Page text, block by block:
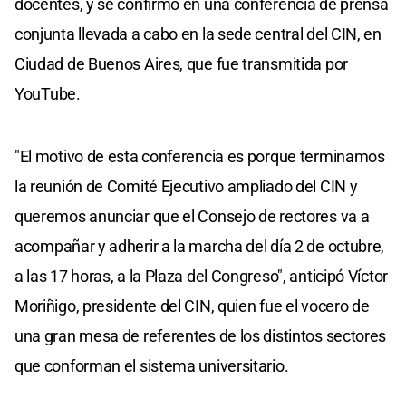
docentes, y se confirmó en una conferencia de prensa
conjunta llevada a cabo en la sede central del CIN, en
Ciudad de Buenos Aires, que fue transmitida por
YouTube.
"El motivo de esta conferencia es porque terminamos
la reunión de Comité Ejecutivo ampliado del CIN y
queremos anunciar que el Consejo de rectores va a
acompañar y adherir a la marcha del día 2 de octubre,
a las 17 horas, a la Plaza del Congreso", anticipó Víctor
Moriñigo, presidente del CIN, quien fue el vocero de
una gran mesa de referentes de los distintos sectores
que conforman el sistema universitario.